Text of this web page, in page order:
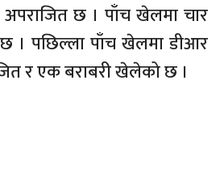
छ । पाँच खेलमा चार
। पछिल्ला पाँच खेलमा डीआर
र एक बराबरी खेलेको छ ।